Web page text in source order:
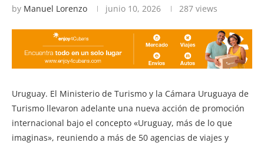
by Manuel Lorenzo junio 10, 2026 287 views
Uruguay. El Ministerio de Turismo y la Cámara Uruguaya de
Turismo llevaron adelante una nueva acción de promoción
internacional bajo el concepto «Uruguay, más de lo que
imaginas», reuniendo a más de 50 agencias de viajes y